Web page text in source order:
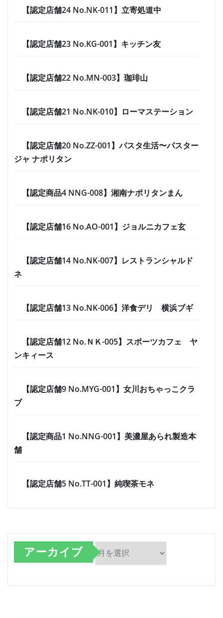
【認定店舗24 No.NK-011】立寄処道中
【認定店舗23 No.KG-001】キッチン友
【認定店舗22 No.MN-003】珈琲山
【認定店舗21 No.NK-010】ローマステーション
【認定店舗20 No.ZZ-001】パスタ生活〜パスター
ジャ ナポリタン
【認定商品4 NNG-008】湘南ナポリタンまん
【認定店舗16 No.AO-001】ジョルニカフェ玄
【認定店舗14 No.NK-007】レストランシャルド
ネ
【認定店舗13 No.NK-006】洋食デリ 横浜ブギ
【認定店舗12 No.ＮＫ-005】スポーツカフェ ヤ
ンキィース
【認定店舗9 No.MYG-001】女川おちゃっこクラ
ブ
【認定商品1 No.NNG-001】美濃屋あられ製造本
舗
【認定店舗5 No.TT-001】純喫茶モネ
アーカイブ